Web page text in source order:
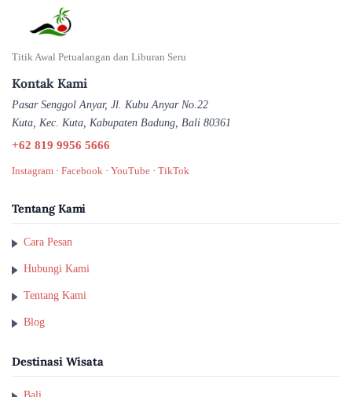
Titik Awal Petualangan dan Liburan Seru
Kontak Kami
Pasar Senggol Anyar, Jl. Kubu Anyar No.22
Kuta, Kec. Kuta, Kabupaten Badung, Bali 80361
+62 819 9956 5666
Instagram · Facebook · YouTube · TikTok
Tentang Kami
Cara Pesan
Hubungi Kami
Tentang Kami
Blog
Destinasi Wisata